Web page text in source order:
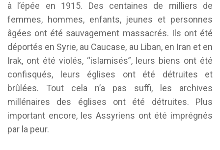
à l’épée en 1915. Des centaines de milliers de
femmes, hommes, enfants, jeunes et personnes
âgées ont été sauvagement massacrés. Ils ont été
déportés en Syrie, au Caucase, au Liban, en Iran et en
Irak, ont été violés, “islamisés”, leurs biens ont été
confisqués, leurs églises ont été détruites et
brûlées. Tout cela n’a pas suffi, les archives
millénaires des églises ont été détruites. Plus
important encore, les Assyriens ont été imprégnés
par la peur.